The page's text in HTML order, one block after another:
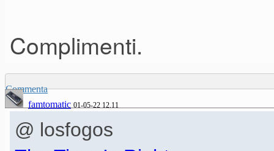
Complimenti.
Commenta
famtomatic 01-05-22 12.11
@ losfogos